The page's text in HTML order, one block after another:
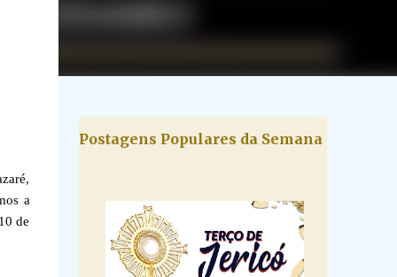
a
de
Postagens Populares da Semana